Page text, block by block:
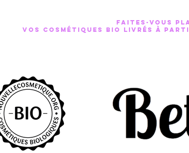
Faites-vous
VOS COSMÉTIQUES BIO LIVRÉS À